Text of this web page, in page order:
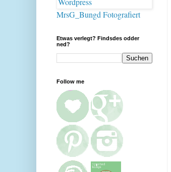
MrsG_Bungd Fotografiert
Etwas verlegt? Findsdes odder
ned?
Follow me